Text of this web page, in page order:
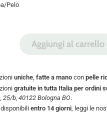
Pelo
Aggiungi al carrello
uniche, fatte a mano con pelle
gratuite in tutta Italia per ordini
25/b, 40122 Bologna BO.
entro 14 giorni, leggi le